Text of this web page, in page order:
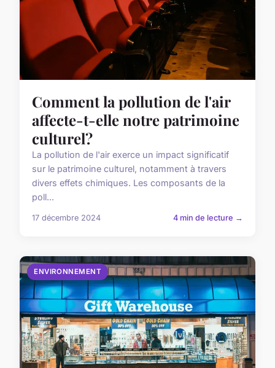
Comment la pollution de l'air
affecte-t-elle notre patrimoine
culturel?
La pollution de l'air exerce un impact significatif
sur le patrimoine culturel, notamment à travers
divers effets chimiques. Les composants de la
poll...
17 décembre 2024 4 min de lecture →
ENVIRONNEMENT